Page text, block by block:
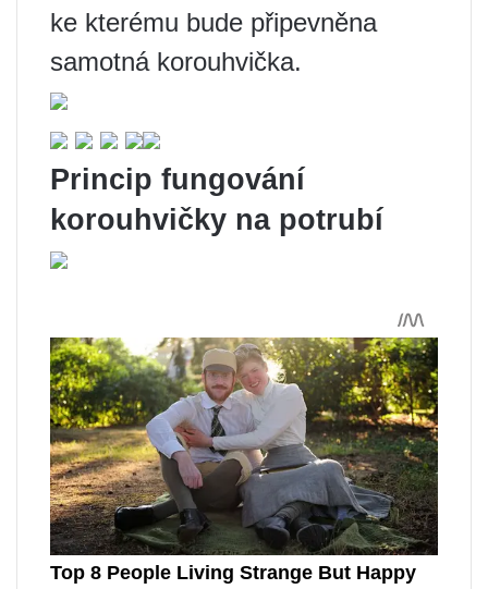
ke kterému bude připevněna
samotná korouhvička.
Princip fungování
korouhvičky na potrubí